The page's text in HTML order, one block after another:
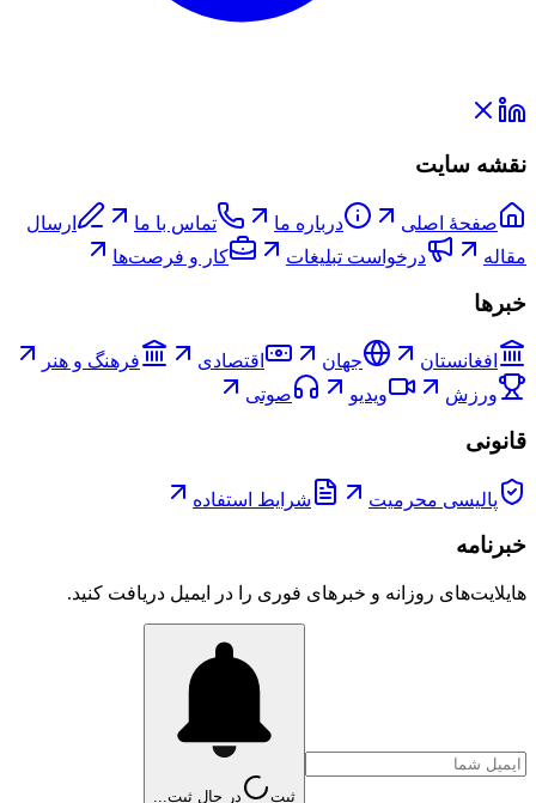
نقشه سایت
صفحۀ اصلی درباره ما تماس با ما
ارسال
مقاله
درخواست تبلیغات کار و فرصت‌ها
خبرها
افغانستان جهان اقتصادی
فرهنگ و هنر
ورزش
ویدیو صوتی
قانونی
پالیسی محرمیت شرایط استفاده
خبرنامه
هایلایت‌های روزانه و خبرهای فوری را در ایمیل دریافت کنید.
ثبت در حال ثبت...